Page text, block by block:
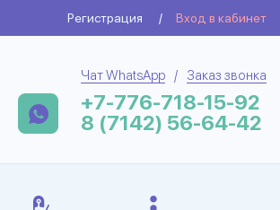
Регистрация / Вход в кабинет
Чат WhatsApp / Заказ звонка
+7-776-718-15-92
8 (7142) 56-64-42